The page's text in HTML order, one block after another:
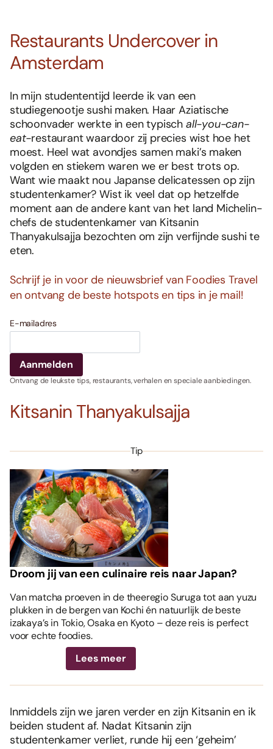
Restaurants Undercover in
Amsterdam
In mijn studententijd leerde ik van een
studiegenootje sushi maken. Haar Aziatische
schoonvader werkte in een typisch all-you-can-
eat-restaurant waardoor zij precies wist hoe het
moest. Heel wat avondjes samen maki’s maken
volgden en stiekem waren we er best trots op.
Want wie maakt nou Japanse delicatessen op zijn
studentenkamer? Wist ik veel dat op hetzelfde
moment aan de andere kant van het land Michelin-
chefs de studentenkamer van Kitsanin
Thanyakulsajja bezochten om zijn verfijnde sushi te
eten.
Schrijf je in voor de nieuwsbrief van Foodies Travel
en ontvang de beste hotspots en tips in je mail!
E-mailadres
Ontvang de leukste tips, restaurants, verhalen en speciale aanbiedingen.
Kitsanin Thanyakulsajja
Tip
Droom jij van een culinaire reis naar Japan?
Van matcha proeven in de theeregio Suruga tot aan yuzu
plukken in de bergen van Kochi én natuurlijk de beste
izakaya’s in Tokio, Osaka en Kyoto – deze reis is perfect
voor echte foodies.
Lees meer
Inmiddels zijn we jaren verder en zijn Kitsanin en ik
beiden student af. Nadat Kitsanin zijn
studentenkamer verliet, runde hij een ‘geheim’